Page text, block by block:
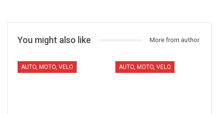
You might also like More from author
AUTO, MOTO, VELO AUTO, MOTO, VELO